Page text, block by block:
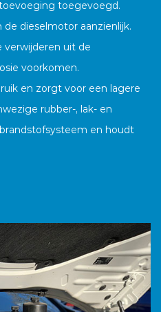
toegevoegd.
dieselmotor aanzienlijk.
verwijderen uit de
voorkomen.
en zorgt voor een lagere
rubber-, lak- en
en houdt